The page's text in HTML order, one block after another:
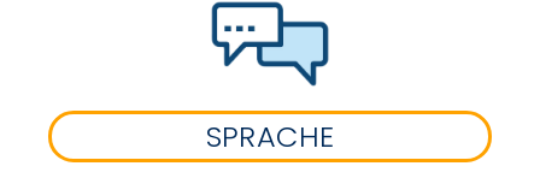
SPRACHE